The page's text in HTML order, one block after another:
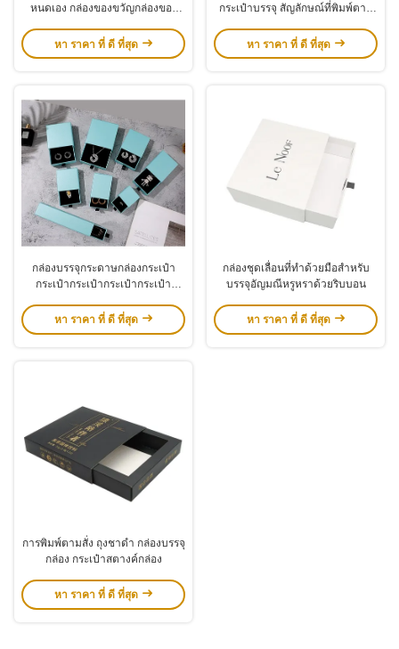
หนดเอง กล่องของขวัญกล่องของ
หา ราคา ที่ ดี ที่สุด
กระเป๋าบรรจุ สัญลักษณ์ที่พิมพ์ตาม
หา ราคา ที่ ดี ที่สุด
กล่องบรรจุกระดาษกล่องกระเป๋า
กระเป๋ากระเป๋ากระเป๋ากระเป๋า
กระเป๋า
หา ราคา ที่ ดี ที่สุด
กล่องชุดเลื่อนที่ทําด้วยมือสําหรับ
บรรจุอัญมณีหรูหราด้วยริบบอน
หา ราคา ที่ ดี ที่สุด
การพิมพ์ตามสั่ง ถุงชาดํา กล่องบรรจุ
กล่อง กระเป๋าสตางค์กล่อง
หา ราคา ที่ ดี ที่สุด